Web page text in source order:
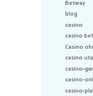
Betway
blog
casino
casino
Casino
casino
casino-
casino-
casino-